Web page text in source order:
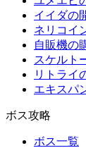
イイダの
ネリコイ
自販機の
スケルト
リトライ
エキスパ
ボス攻略
ボス一覧